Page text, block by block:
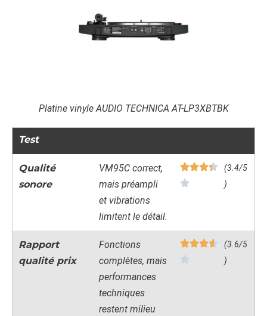
Platine vinyle AUDIO TECHNICA AT-LP3XBTBK
Test
Qualité
sonore
VM95C correct,
mais préampli
et vibrations
limitent le détail.
(3.4/5
)
Rapport
qualité prix
Fonctions
complètes, mais
performances
techniques
restent milieu
(3.6/5
)